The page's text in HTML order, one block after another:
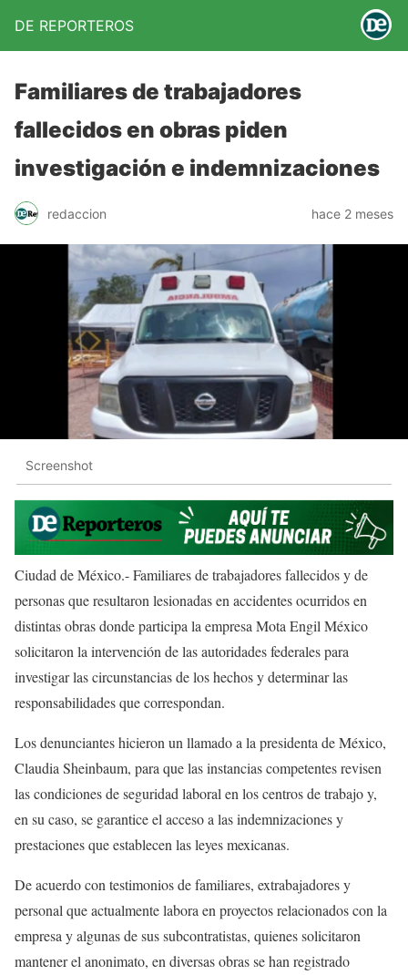
DE REPORTEROS
Familiares de trabajadores
fallecidos en obras piden
investigación e indemnizaciones
redaccion hace 2 meses
Screenshot
Ciudad de México.- Familiares de trabajadores fallecidos y de
personas que resultaron lesionadas en accidentes ocurridos en
distintas obras donde participa la empresa Mota Engil México
solicitaron la intervención de las autoridades federales para
investigar las circunstancias de los hechos y determinar las
responsabilidades que correspondan.
Los denunciantes hicieron un llamado a la presidenta de México,
Claudia Sheinbaum, para que las instancias competentes revisen
las condiciones de seguridad laboral en los centros de trabajo y,
en su caso, se garantice el acceso a las indemnizaciones y
prestaciones que establecen las leyes mexicanas.
De acuerdo con testimonios de familiares, extrabajadores y
personal que actualmente labora en proyectos relacionados con la
empresa y algunas de sus subcontratistas, quienes solicitaron
mantener el anonimato, en diversas obras se han registrado